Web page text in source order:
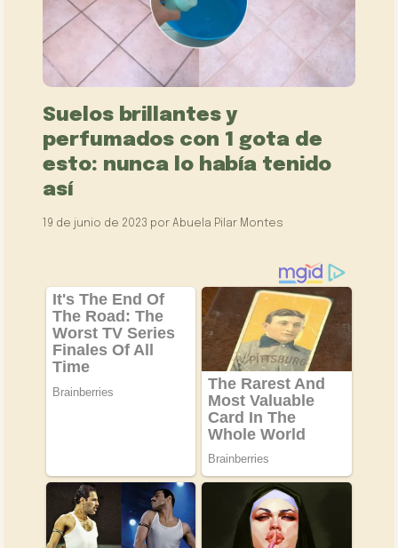
Suelos brillantes y
perfumados con 1 gota de
esto: nunca lo había tenido
así
19 de junio de 2023 porAbuela Pilar Montes